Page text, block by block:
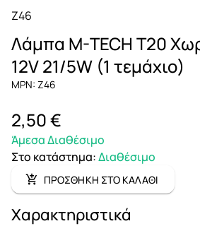
Z46
Λάμπα M-TECH T20
12V 21/5W (1 τεμάχιο)
MPN: Z46
2,50 €
Άμεσα Διαθέσιμο
Στο κατάστημα:Διαθέσιμο
ΠΡΟΣΘΗΚΗ ΣΤΟ ΚΑΛΑΘΙ
Χαρακτηριστικά